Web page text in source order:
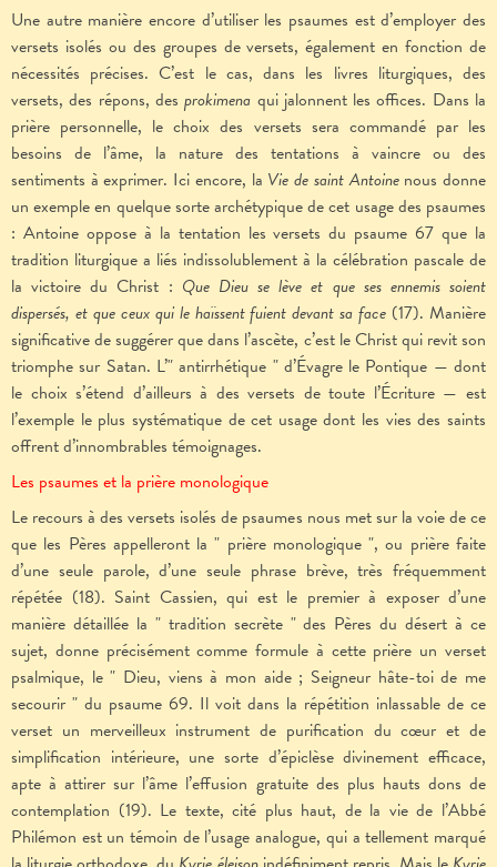
Une autre manière encore d’utiliser les psaumes est d’employer des
versets isolés ou des groupes de versets, également en fonction de
nécessités précises. C’est le cas, dans les livres liturgiques, des
versets, des répons, desprokimena qui jalonnent les offices. Dans la
prière personnelle, le choix des versets sera commandé par les
besoins de l’âme, la nature des tentations à vaincre ou des
sentiments à exprimer. Ici encore, la Vie de saint Antoine nous donne
un exemple en quelque sorte archétypique de cet usage des psaumes
: Antoine oppose à la tentation les versets du psaume 67 que la
tradition liturgique a liés indissolublement à la célébration pascale de
la victoire du Christ : Que Dieu se lève et que ses ennemis soient
dispersés, et que ceux qui le haïssent fuient devant sa face (17). Manière
significative de suggérer que dans l’ascète, c’est le Christ qui revit son
triomphe sur Satan. L’" antirrhétique " d’Évagre le Pontique — dont
le choix s’étend d’ailleurs à des versets de toute l’Écriture — est
l’exemple le plus systématique de cet usage dont les vies des saints
offrent d’innombrables témoignages.
Les psaumes et la prière monologique
Le recours à des versets isolés de psaumes nous met sur la voie de ce
que les Pères appelleront la " prière monologique ", ou prière faite
d’une seule parole, d’une seule phrase brève, très fréquemment
répétée (18). Saint Cassien, qui est le premier à exposer d’une
manière détaillée la " tradition secrète " des Pères du désert à ce
sujet, donne précisément comme formule à cette prière un verset
psalmique, le " Dieu, viens à mon aide ; Seigneur hâte-toi de me
secourir " du psaume 69. Il voit dans la répétition inlassable de ce
verset un merveilleux instrument de purification du cœur et de
simplification intérieure, une sorte d’épiclèse divinement efficace,
apte à attirer sur l’âme l’effusion gratuite des plus hauts dons de
contemplation (19). Le texte, cité plus haut, de la vie de l’Abbé
Philémon est un témoin de l’usage analogue, qui a tellement marqué